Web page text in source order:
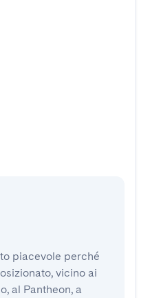
piacevole perché
vicino ai
al Pantheon, a